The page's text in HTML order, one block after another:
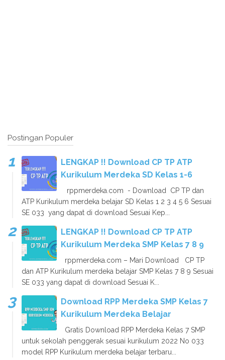
Postingan Populer
LENGKAP !! Download CP TP ATP
Kurikulum Merdeka SD Kelas 1-6
rppmerdeka.com - Download CP TP dan
ATP Kurikulum merdeka belajar SD Kelas 1 2 3 4 5 6 Sesuai
SE 033 yang dapat di download Sesuai Kep...
LENGKAP !! Download CP TP ATP
Kurikulum Merdeka SMP Kelas 7 8 9
rppmerdeka.com – Mari Download CP TP
dan ATP Kurikulum merdeka belajar SMP Kelas 7 8 9 Sesuai
SE 033 yang dapat di download Sesuai K...
Download RPP Merdeka SMP Kelas 7
Kurikulum Merdeka Belajar
Gratis Download RPP Merdeka Kelas 7 SMP
untuk sekolah penggerak sesuai kurikulum 2022 No 033
model RPP Kurikulum merdeka belajar terbaru...